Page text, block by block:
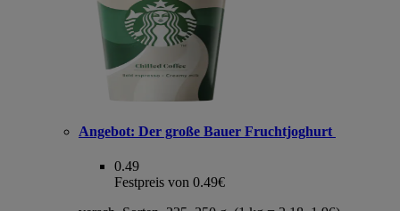
Angebot: Der große Bauer Fruchtjoghurt
0.49
Festpreis von 0.49€